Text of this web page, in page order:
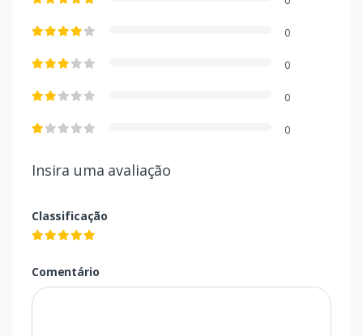
0
0
0
0
Insira uma avaliação
Classificação
Comentário